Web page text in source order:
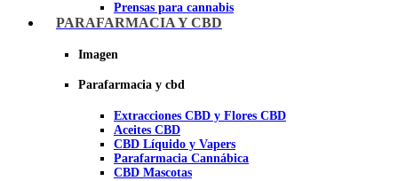
Prensas para cannabis
Secadores de cogollos
PARAFARMACIA Y CBD
Imagen
Parafarmacia y cbd
Extracciones CBD y Flores CBD
Aceites CBD
CBD Líquido y Vapers
Parafarmacia Cannábica
CBD Mascotas